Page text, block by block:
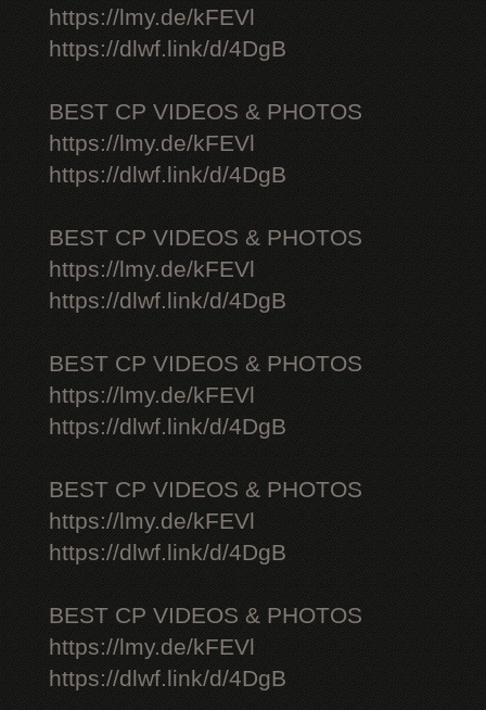
https://lmy.de/kFEVl
https://dlwf.link/d/4DgB
BEST CP VIDEOS & PHOTOS
https://lmy.de/kFEVl
https://dlwf.link/d/4DgB
BEST CP VIDEOS & PHOTOS
https://lmy.de/kFEVl
https://dlwf.link/d/4DgB
BEST CP VIDEOS & PHOTOS
https://lmy.de/kFEVl
https://dlwf.link/d/4DgB
BEST CP VIDEOS & PHOTOS
https://lmy.de/kFEVl
https://dlwf.link/d/4DgB
BEST CP VIDEOS & PHOTOS
https://lmy.de/kFEVl
https://dlwf.link/d/4DgB